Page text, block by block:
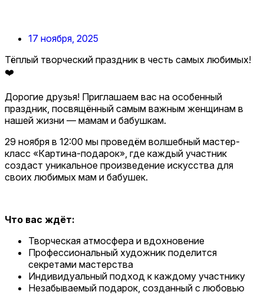
17 ноября, 2025
Тёплый творческий праздник в честь самых любимых!
❤️
Дорогие друзья! Приглашаем вас на особенный
праздник, посвящённый самым важным женщинам в
нашей жизни — мамам и бабушкам.
29 ноября в 12:00 мы проведём волшебный мастер-
класс «Картина-подарок», где каждый участник
создаст уникальное произведение искусства для
своих любимых мам и бабушек.
Что вас ждёт:
Творческая атмосфера и вдохновение
Профессиональный художник поделится
секретами мастерства
Индивидуальный подход к каждому участнику
Незабываемый подарок, созданный с любовью